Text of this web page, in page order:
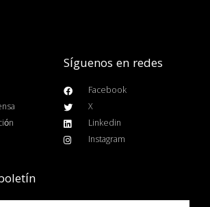
Síguenos en redes
Facebook
X
Linkedin
Instagram